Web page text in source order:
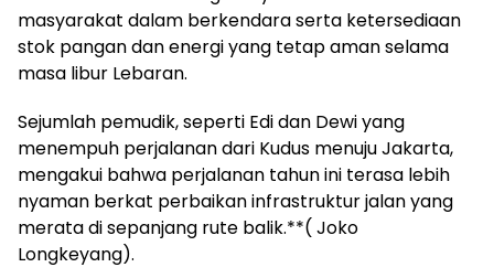
masyarakat dalam berkendara serta ketersediaan
stok pangan dan energi yang tetap aman selama
masa libur Lebaran.
​Sejumlah pemudik, seperti Edi dan Dewi yang
menempuh perjalanan dari Kudus menuju Jakarta,
mengakui bahwa perjalanan tahun ini terasa lebih
nyaman berkat perbaikan infrastruktur jalan yang
merata di sepanjang rute balik.**( Joko
Longkeyang).